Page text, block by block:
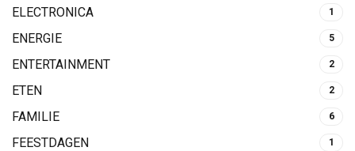
ELECTRONICA 1
ENERGIE 5
ENTERTAINMENT 2
ETEN 2
FAMILIE 6
FEESTDAGEN 1